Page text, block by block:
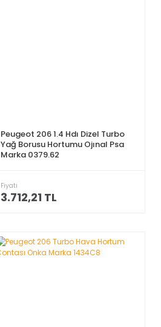
Peugeot 206 1.4 Hdı Dizel Turbo
Yağ Borusu Hortumu Ojınal Psa
Marka 0379.62
Fiyatı
3.712,21 TL